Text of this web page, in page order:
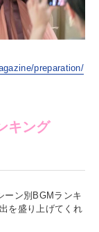
preparation/
キング
ーン別BGMランキ
を盛り上げてくれ